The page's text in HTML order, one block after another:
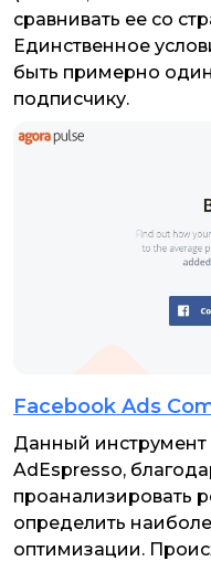
сравнивать ее со
Единственное
быть примерно
подписчику.
Facebook Ads
Данный инструмент
AdEspresso,
проанализировать
определить
оптимизации.